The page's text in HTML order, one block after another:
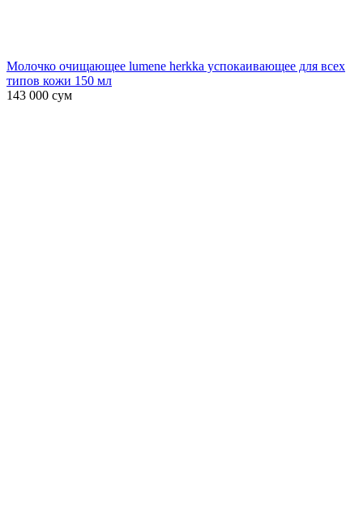
Молочко очищающее lumene herkka успокаивающее для всех
типов кожи 150 мл
143 000 сум